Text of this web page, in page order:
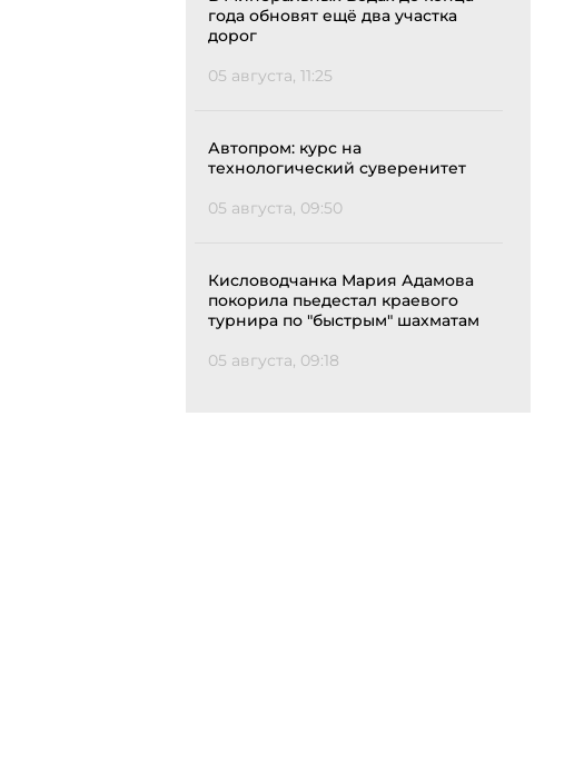
года обновят ещё два участка
дорог
05 августа, 11:25
Автопром: курс на
технологический суверенитет
05 августа, 09:50
Кисловодчанка Мария Адамова
покорила пьедестал краевого
турнира по "быстрым" шахматам
05 августа, 09:18